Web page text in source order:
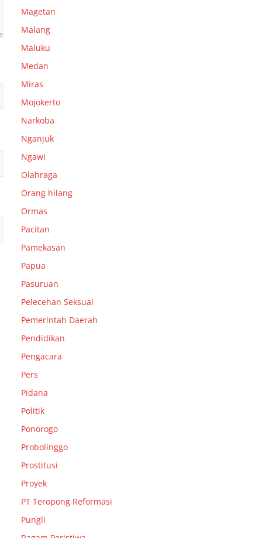
Magetan
Malang
Maluku
Medan
Miras
Mojokerto
Narkoba
Nganjuk
Ngawi
Olahraga
Orang hilang
Ormas
Pacitan
Pamekasan
Papua
Pasuruan
Pelecehan Seksual
Pemerintah Daerah
Pendidikan
Pengacara
Pers
Pidana
Politik
Ponorogo
Probolinggo
Prostitusi
Proyek
PT Teropong Reformasi
Pungli